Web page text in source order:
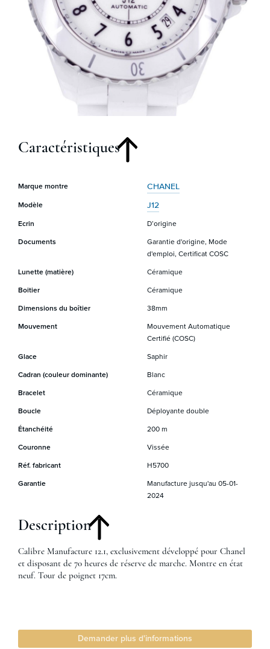
Caractéristiques
Marque montre CHANEL
Modèle J12
Ecrin D’origine
Documents
Garantie d'origine, Mode
d'emploi, Certificat COSC
Lunette (matière) Céramique
Boitier Céramique
Dimensions du boîtier 38mm
Mouvement
Mouvement Automatique
Certifié (COSC)
Glace Saphir
Cadran (couleur dominante) Blanc
Bracelet Céramique
Boucle Déployante double
Étanchéité 200 m
Couronne Vissée
Réf. fabricant H5700
Garantie
Manufacture jusqu'au 05-01-
2024
Description
Calibre Manufacture 12.1, exclusivement développé pour Chanel
et disposant de 70 heures de réserve de marche. Montre en état
neuf. Tour de poignet 17cm.
Demander plus d'informations